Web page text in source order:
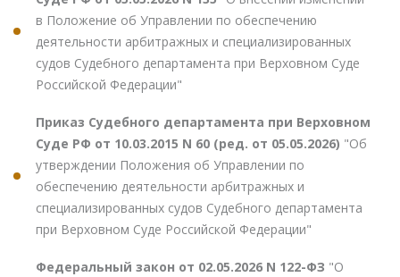
в Положение об Управлении по обеспечению
деятельности арбитражных и специализированных
судов Судебного департамента при Верховном Суде
Российской Федерации"
Приказ Судебного департамента при Верховном
Суде РФ от 10.03.2015 N 60 (ред. от 05.05.2026) "Об
утверждении Положения об Управлении по
обеспечению деятельности арбитражных и
специализированных судов Судебного департамента
при Верховном Суде Российской Федерации"
Федеральный закон от 02.05.2026 N 122-ФЗ "О